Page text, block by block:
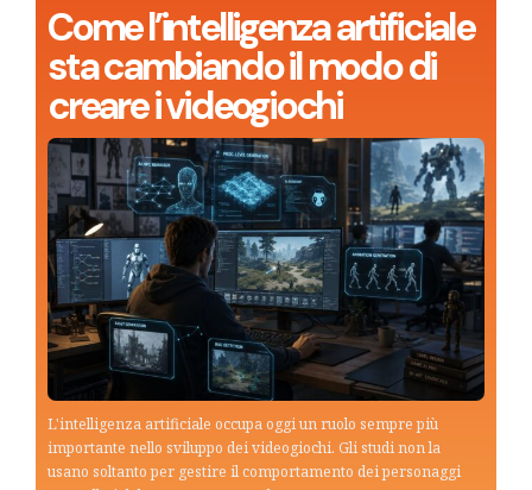
Come l’intelligenza artificiale
sta cambiando il modo di
creare i videogiochi
L'intelligenza artificiale occupa oggi un ruolo sempre più
importante nello sviluppo dei videogiochi. Gli studi non la
usano soltanto per gestire il comportamento dei personaggi